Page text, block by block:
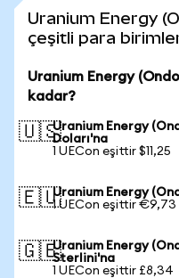
Uranium Energy
çeşitli para
Uranium Energy
kadar?
🇺🇸Uranium Energy
Doları'na
1 UECon eşittir $11,25
🇪🇺Uranium Energy
1 UECon eşittir €9,73
🇬🇧Uranium Energy
Sterlini'na
1 UECon eşittir £8,34